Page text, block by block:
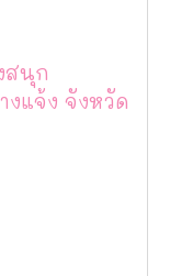
สนุก
งแจ้ง จังหวัด